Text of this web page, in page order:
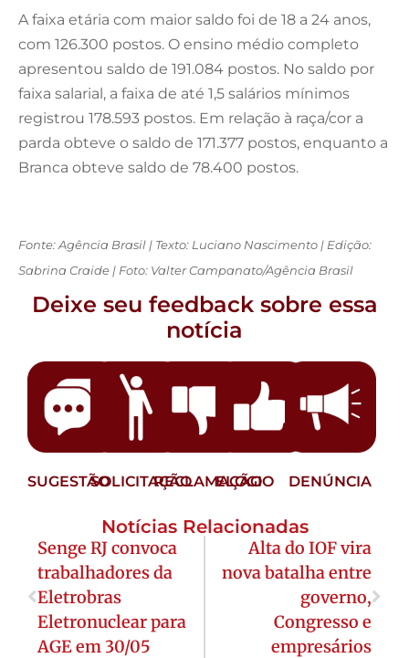
A faixa etária com maior saldo foi de 18 a 24 anos,
com 126.300 postos. O ensino médio completo
apresentou saldo de 191.084 postos. No saldo por
faixa salarial, a faixa de até 1,5 salários mínimos
registrou 178.593 postos. Em relação à raça/cor a
parda obteve o saldo de 171.377 postos, enquanto a
Branca obteve saldo de 78.400 postos.
Fonte: Agência Brasil | Texto: Luciano Nascimento | Edição:
Sabrina Craide | Foto: Valter Campanato/Agência Brasil
Deixe seu feedback sobre essa
notícia
SUGESTÃOSOLICITAÇÃORECLAMAÇÃO
ELOGIO DENÚNCIA
Notícias Relacionadas
Senge RJ convoca
trabalhadores da
Eletrobras
Eletronuclear para
AGE em 30/05
Alta do IOF vira
nova batalha entre
governo,
Congresso e
empresários